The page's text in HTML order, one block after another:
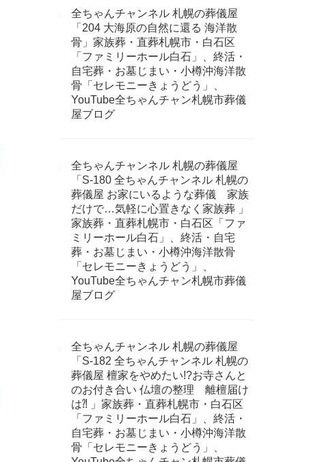
全ちゃんチャンネル 札幌の葬儀屋
「204 大海原の自然に還る 海洋散
骨」家族葬・直葬札幌市・白石区
「ファミリーホール白石」、終活・
自宅葬・お墓じまい・小樽沖海洋散
骨「セレモニーきょうどう」、
YouTube全ちゃんチャン札幌市葬儀
屋ブログ
全ちゃんチャンネル 札幌の葬儀屋
「S-180 全ちゃんチャンネル 札幌の
葬儀屋 お家にいるような葬儀 家族
だけで…気軽に心置きなく家族葬 」
家族葬・直葬札幌市・白石区「ファ
ミリーホール白石」、終活・自宅
葬・お墓じまい・小樽沖海洋散骨
「セレモニーきょうどう」、
YouTube全ちゃんチャン札幌市葬儀
屋ブログ
全ちゃんチャンネル 札幌の葬儀屋
「S-182 全ちゃんチャンネル 札幌の
葬儀屋 檀家をやめたい!?お寺さんと
のお付き合い 仏壇の整理 離檀届け
は⁈ 」家族葬・直葬札幌市・白石区
「ファミリーホール白石」、終活・
自宅葬・お墓じまい・小樽沖海洋散
骨「セレモニーきょうどう」、